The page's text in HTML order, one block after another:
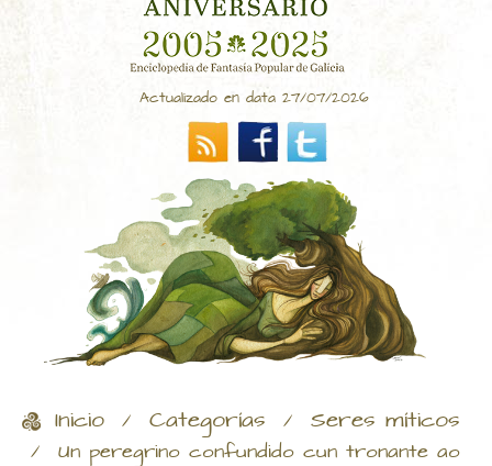
Actualizado en data 27/07/2026
Inicio / Categorías / Seres míticos
/ Un peregrino confundido cun tronante ao